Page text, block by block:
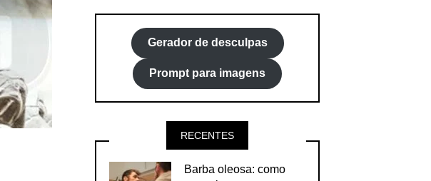
Gerador de desculpas
Prompt para imagens
RECENTES
Barba oleosa: como